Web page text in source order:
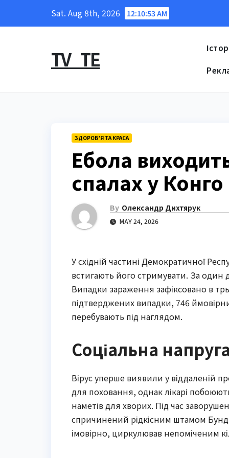
Sat. Aug 8th, 2026 12:10:53 AM
TV_TE
ЗДОРОВ’Я ТА КРАСА
Ебола
спалах у
By Олександр Дихтярук
MAY 24, 2026
У східній частині Демократичної
встигають його стримувати. За один
Випадки зараження зафіксовано в
підтверджених випадки, 746
перебувають під наглядом.
Соціальна
Вірус уперше виявили у віддаленій
для поховання, однак лікарі
наметів для хворих. Під час
спричинений рідкісним штамом
імовірно, циркулював непоміченим